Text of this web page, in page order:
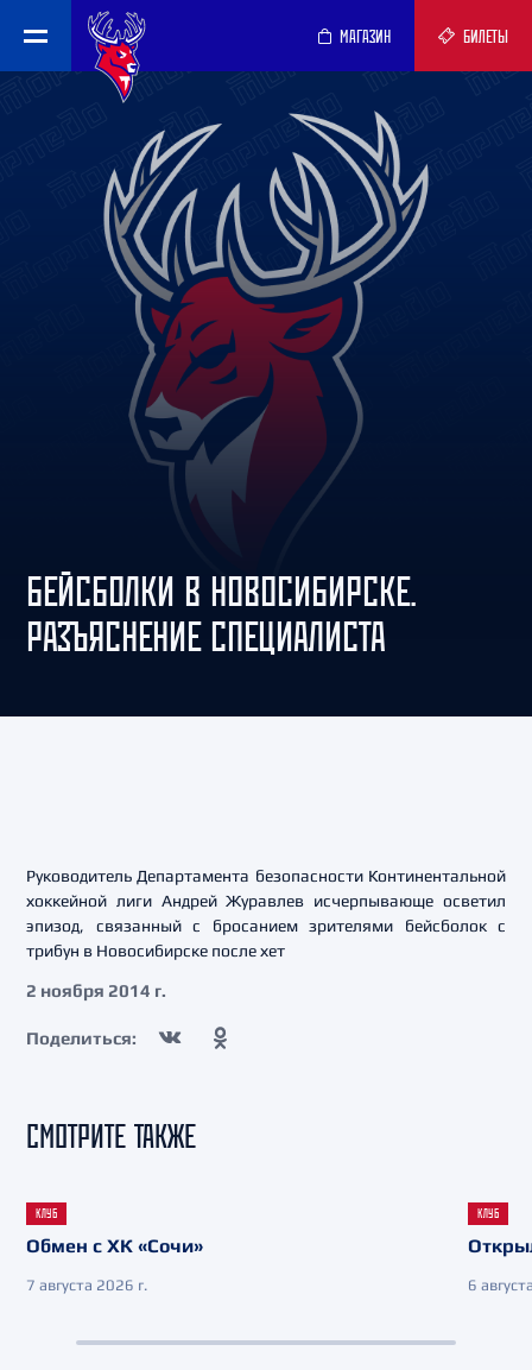
МАГАЗИН БИЛЕТЫ
БЕЙСБОЛКИ В НОВОСИБИРСКЕ.
РАЗЪЯСНЕНИЕ СПЕЦИАЛИСТА
Руководитель Департамента безопасности Континентальной
хоккейной лиги Андрей Журавлев исчерпывающе осветил
эпизод, связанный с бросанием зрителями бейсболок с
трибун в Новосибирске после хет
2 ноября 2014 г.
Поделиться:
СМОТРИТЕ ТАКЖЕ
КЛУБ
Обмен с ХК «Сочи»
7 августа 2026 г.
КЛУБ
6